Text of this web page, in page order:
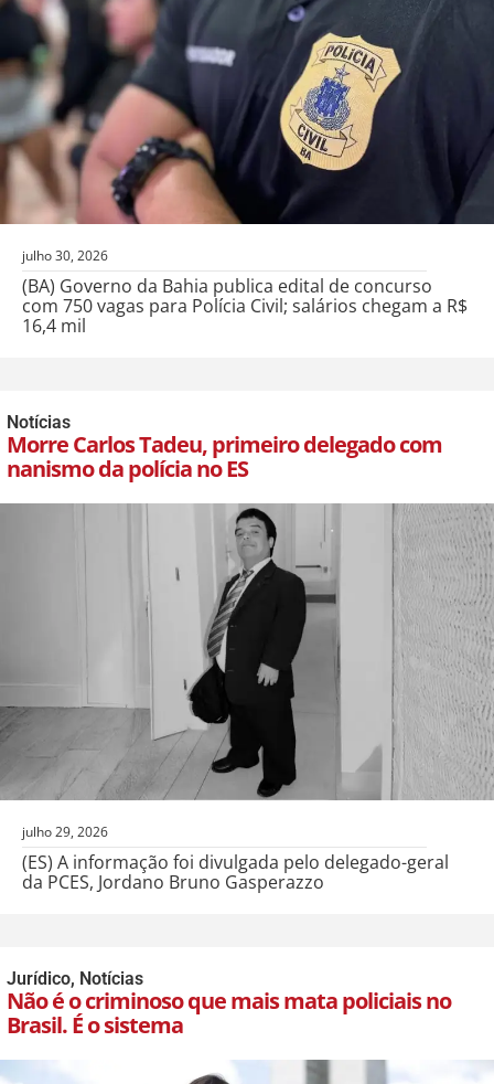
julho 30, 2026
(BA) Governo da Bahia publica edital de concurso
com 750 vagas para Polícia Civil; salários chegam a R$
16,4 mil
Notícias
Morre Carlos Tadeu, primeiro delegado com
nanismo da polícia no ES
julho 29, 2026
(ES) A informação foi divulgada pelo delegado-geral
da PCES, Jordano Bruno Gasperazzo
Jurídico, Notícias
Não é o criminoso que mais mata policiais no
Brasil. É o sistema